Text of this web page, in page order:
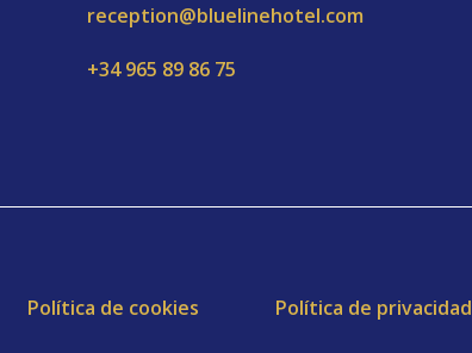
reception@bluelinehotel.com
+34 965 89 86 75
Política de cookies Política de privacidad